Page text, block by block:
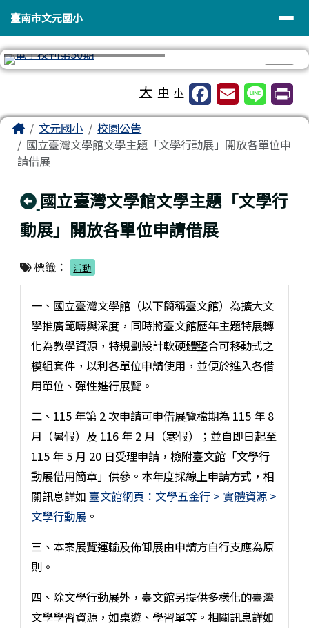
臺南市文元國小
導覽列
臺南市文元國小
大 中 小
主內容區域
Home文元國小
校園公告
國立臺灣文學館文學主題「文學行動展」開放各單位申
請借展
回上頁
國立臺灣文學館文學主題「文學行
動展」開放各單位申請借展
標籤： 活動
一、國立臺灣文學館（以下簡稱臺文館）為擴大文
學推廣範疇與深度，同時將臺文館歷年主題特展轉
化為教學資源，特規劃設計軟硬體整合可移動式之
模組套件，以利各單位申請使用，並便於進入各借
用單位、彈性進行展覽。
二、115 年第 2 次申請可申借展覽檔期為 115 年 8
月（暑假）及 116 年 2 月（寒假）；並自即日起至
115 年 5 月 20 日受理申請，檢附臺文館「文學行
動展借用簡章」供參。本年度採線上申請方式，相
關訊息詳如 臺文館網頁：文學五金行 > 實體資源 >
文學行動展。
三、本案展覽運輸及佈卸展由申請方自行支應為原
則。
四、除文學行動展外，臺文館另提供多樣化的臺灣
文學學習資源，如桌遊、學習單等。相關訊息詳如
頁尾區域